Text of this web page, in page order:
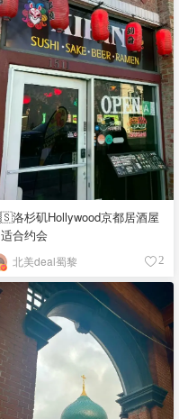
洛杉矶Hollywood京都居酒屋
合约会
北美deal蜀黎 2